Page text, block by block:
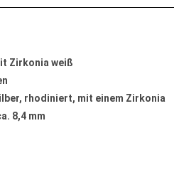
Zirkonia weiß
rhodiniert, mit einem Zirkonia
8,4 mm